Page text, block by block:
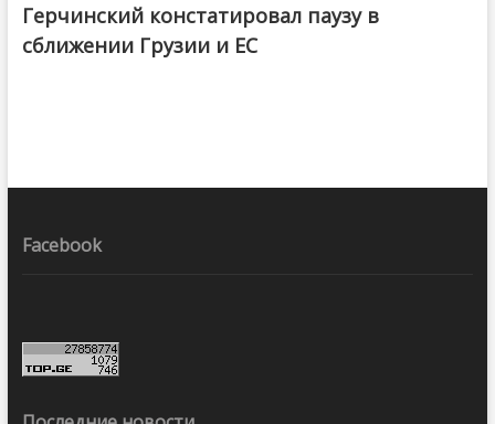
Герчинский констатировал паузу в
сближении Грузии и ЕС
Facebook